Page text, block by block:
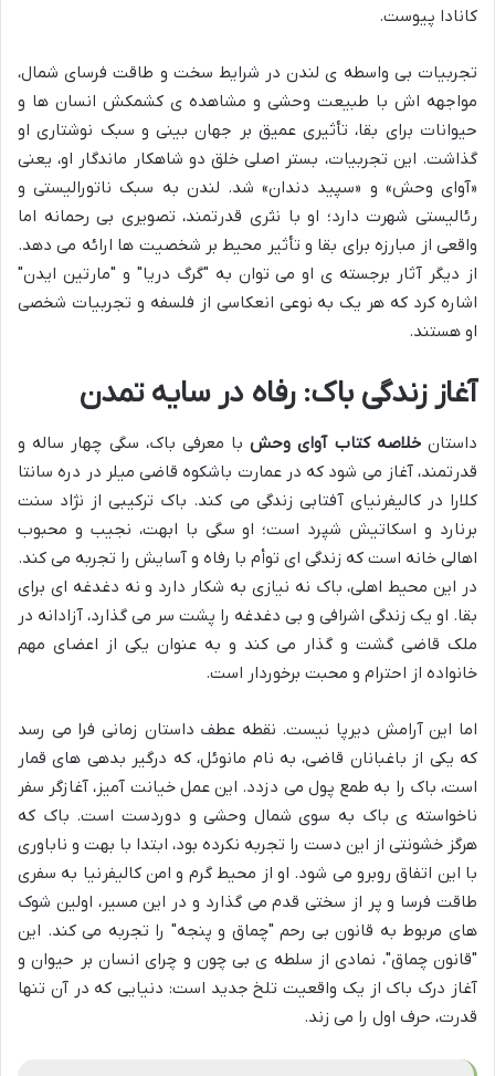
کانادا پیوست.
تجربیات بی واسطه ی لندن در شرایط سخت و طاقت فرسای شمال،
مواجهه اش با طبیعت وحشی و مشاهده ی کشمکش انسان ها و
حیوانات برای بقا، تأثیری عمیق بر جهان بینی و سبک نوشتاری او
گذاشت. این تجربیات، بستر اصلی خلق دو شاهکار ماندگار او، یعنی
«آوای وحش» و «سپید دندان» شد. لندن به سبک ناتورالیستی و
رئالیستی شهرت دارد؛ او با نثری قدرتمند، تصویری بی رحمانه اما
واقعی از مبارزه برای بقا و تأثیر محیط بر شخصیت ها ارائه می دهد.
از دیگر آثار برجسته ی او می توان به "گرگ دریا" و "مارتین ایدن"
اشاره کرد که هر یک به نوعی انعکاسی از فلسفه و تجربیات شخصی
او هستند.
آغاز زندگی باک: رفاه در سایه تمدن
داستانخلاصه کتاب آوای وحشبا معرفی باک، سگی چهار ساله و
قدرتمند، آغاز می شود که در عمارت باشکوه قاضی میلر در دره سانتا
کلارا در کالیفرنیای آفتابی زندگی می کند. باک ترکیبی از نژاد سنت
برنارد و اسکاتیش شپرد است؛ او سگی با ابهت، نجیب و محبوب
اهالی خانه است که زندگی ای توأم با رفاه و آسایش را تجربه می کند.
در این محیط اهلی، باک نه نیازی به شکار دارد و نه دغدغه ای برای
بقا. او یک زندگی اشرافی و بی دغدغه را پشت سر می گذارد، آزادانه در
ملک قاضی گشت و گذار می کند و به عنوان یکی از اعضای مهم
خانواده از احترام و محبت برخوردار است.
اما این آرامش دیرپا نیست. نقطه عطف داستان زمانی فرا می رسد
که یکی از باغبانان قاضی، به نام مانوئل، که درگیر بدهی های قمار
است، باک را به طمع پول می دزدد. این عمل خیانت آمیز، آغازگر سفر
ناخواسته ی باک به سوی شمال وحشی و دوردست است. باک که
هرگز خشونتی از این دست را تجربه نکرده بود، ابتدا با بهت و ناباوری
با این اتفاق روبرو می شود. او از محیط گرم و امن کالیفرنیا به سفری
طاقت فرسا و پر از سختی قدم می گذارد و در این مسیر، اولین شوک
های مربوط به قانون بی رحم "چماق و پنجه" را تجربه می کند. این
"قانون چماق"، نمادی از سلطه ی بی چون و چرای انسان بر حیوان و
آغاز درک باک از یک واقعیت تلخ جدید است: دنیایی که در آن تنها
قدرت، حرف اول را می زند.